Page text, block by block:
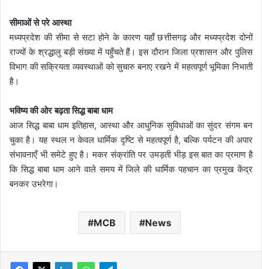
सीमाओं से परे आस्था
मध्यप्रदेश की सीमा से सटा होने के कारण यहाँ छत्तीसगढ़ और मध्यप्रदेश दोनों
राज्यों के श्रद्धालु बड़ी संख्या में पहुँचते हैं। इस दौरान जिला प्रशासन और पुलिस
विभाग की सक्रियता व्यवस्थाओं को सुचारु बनाए रखने में महत्वपूर्ण भूमिका निभाती
है।
भविष्य की ओर बढ़ता सिद्ध बाबा धाम
आज सिद्ध बाबा धाम इतिहास, आस्था और आधुनिक सुविधाओं का सुंदर संगम बन
चुका है। यह स्थल न केवल धार्मिक दृष्टि से महत्वपूर्ण है, बल्कि पर्यटन की अपार
संभावनाएँ भी समेटे हुए है। मकर संक्रांति पर उमड़ती भीड़ इस बात का प्रमाण है
कि सिद्ध बाबा धाम आने वाले समय में जिले की धार्मिक पहचान का प्रमुख केंद्र
बनकर उभरेगा।
MCB News